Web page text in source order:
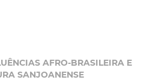
AFRO-BRASILEIRA E
SANJOANENSE